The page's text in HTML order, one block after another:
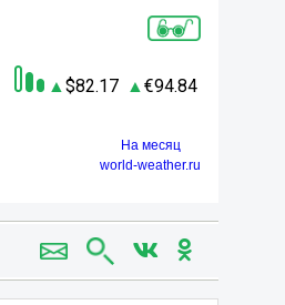
82.17 94.84
На месяц
world-weather.ru